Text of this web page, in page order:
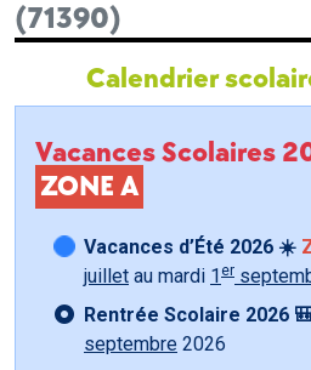
(71390)
Calendrier
Vacances Scolaires
ZONE A
Vacances d’Été 2026 ☀️
juillet au mardi 1 er
Rentrée Scolaire 2026
septembre 2026